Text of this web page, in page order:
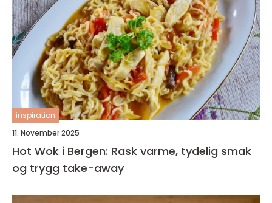
inspiration
11. November 2025
Hot Wok i Bergen: Rask varme, tydelig smak
og trygg take-away